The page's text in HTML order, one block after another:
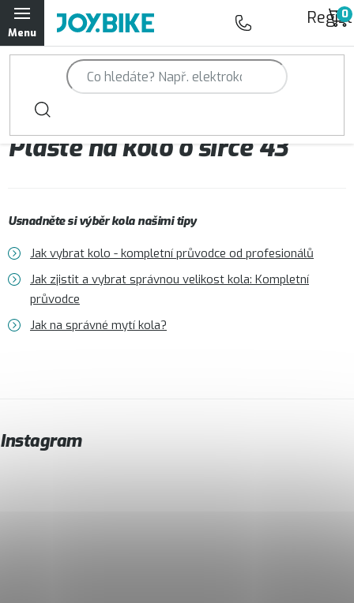
Přejít
na
obsah
Trailová kola Qayron
Horská kola Qayron
Dámská horská kola Qayron
Doplňky a oblečení Qayron
Kontakt Servisní a výdejní místa
Pláště na kolo o šířce 43
Usnadněte si výběr kola našimi tipy
Jak vybrat kolo - kompletní průvodce od profesionálů
Jak zjistit a vybrat správnou velikost kola: Kompletní
průvodce
Jak na správné mytí kola?
Instagram